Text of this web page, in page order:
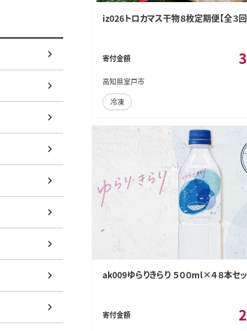
iz026トロカマス干物８枚定期便【全３回
寄付金額
高知県室戸市
冷凍
ak009ゆらりきらり ５００ml×４８本セ
寄付金額